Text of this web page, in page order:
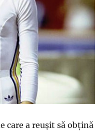
care a reuşit să obţină